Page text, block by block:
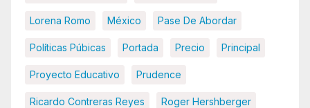
Lorena Romo México Pase De Abordar
Políticas Púbicas Portada Precio Principal
Proyecto Educativo Prudence
Ricardo Contreras Reyes Roger Hershberger